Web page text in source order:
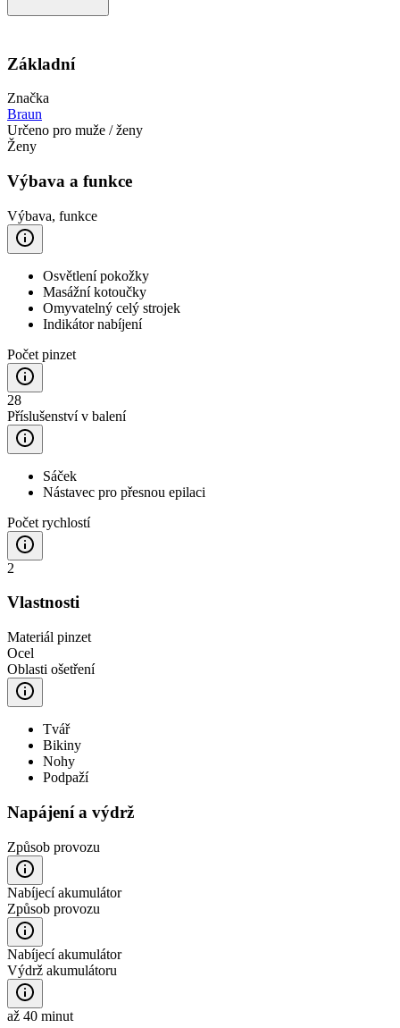
Základní
Značka
Braun
Určeno pro muže / ženy
Ženy
Výbava a funkce
Výbava, funkce
Osvětlení pokožky
Masážní kotoučky
Omyvatelný celý strojek
Indikátor nabíjení
Počet pinzet
28
Příslušenství v balení
Sáček
Nástavec pro přesnou epilaci
Počet rychlostí
2
Vlastnosti
Materiál pinzet
Ocel
Oblasti ošetření
Tvář
Bikiny
Nohy
Podpaží
Napájení a výdrž
Způsob provozu
Nabíjecí akumulátor
Způsob provozu
Nabíjecí akumulátor
Výdrž akumulátoru
až 40 minut